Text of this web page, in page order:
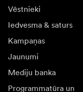
Vēstnieki
Iedvesma & saturs
Kampaņas
Jaunumi
Mediju banka
Programmatūra un